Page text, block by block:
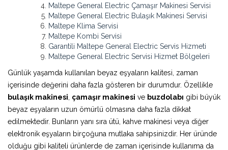
Maltepe General Electric Çamaşır Makinesi Servisi
Maltepe General Electric Bulaşık Makinesi Servisi
Maltepe Klima Servisi
Maltepe Kombi Servisi
Garantili Maltepe General Electric Servis Hizmeti
Maltepe General Electric Servisi Hizmet Bölgeleri
Günlük yaşamda kullanılan beyaz eşyaların kalitesi, zaman
içerisinde değerini daha fazla gösteren bir durumdur. Özellikle
bulaşık makinesi çamaşır makinesi ve buzdolabı gibi büyük
beyaz eşyaların uzun ömürlü olmasına daha fazla dikkat
edilmektedir. Bunların yanı sıra ütü, kahve makinesi veya diğer
elektronik eşyaların birçoğuna mutlaka sahipsinizdir. Her üründe
olduğu gibi kaliteli ürünlerde de zaman içerisinde kullanıma da